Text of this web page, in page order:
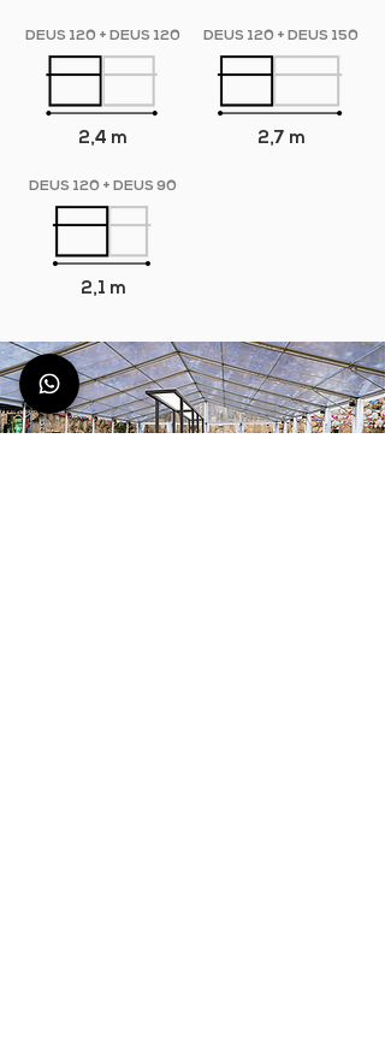
DEUS 120 + DEUS 120
2,4 m
DEUS 120 + DEUS 90
2,1 m
DEUS 120 + DEUS 150
2,7 m